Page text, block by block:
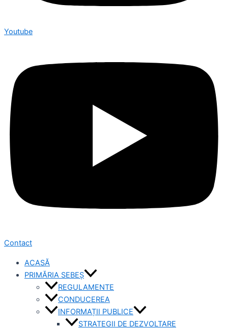
Youtube
Contact
ACASĂ
PRIMĂRIA SEBEȘ
REGULAMENTE
CONDUCEREA
INFORMAȚII PUBLICE
STRATEGII DE DEZVOLTARE